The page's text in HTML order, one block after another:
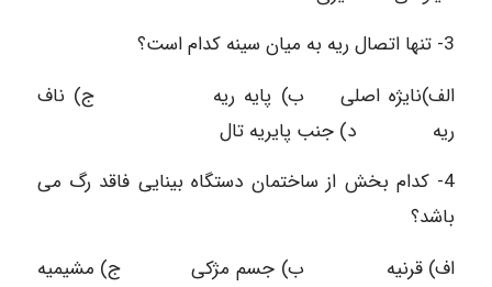
3- تنها اتصال ریه به میان سینه کدام است؟
الف)نایژه اصلی ب) پایه ریه ج) ناف
ریه د) جنب پایریه تال
4- کدام بخش از ساختمان دستگاه بینایی فاقد رگ می
باشد؟
اف) قرنیه ب) جسم مژکی ج) مشیمیه